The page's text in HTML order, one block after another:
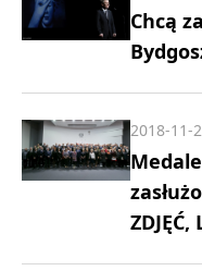
Chcą
ZDJĘĆ,
2018-11-